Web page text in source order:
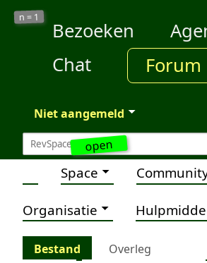
open
n = 1
Bezoeken
Chat
Forum
Niet aangemeld
Space
Organisatie
Bestand Overleg